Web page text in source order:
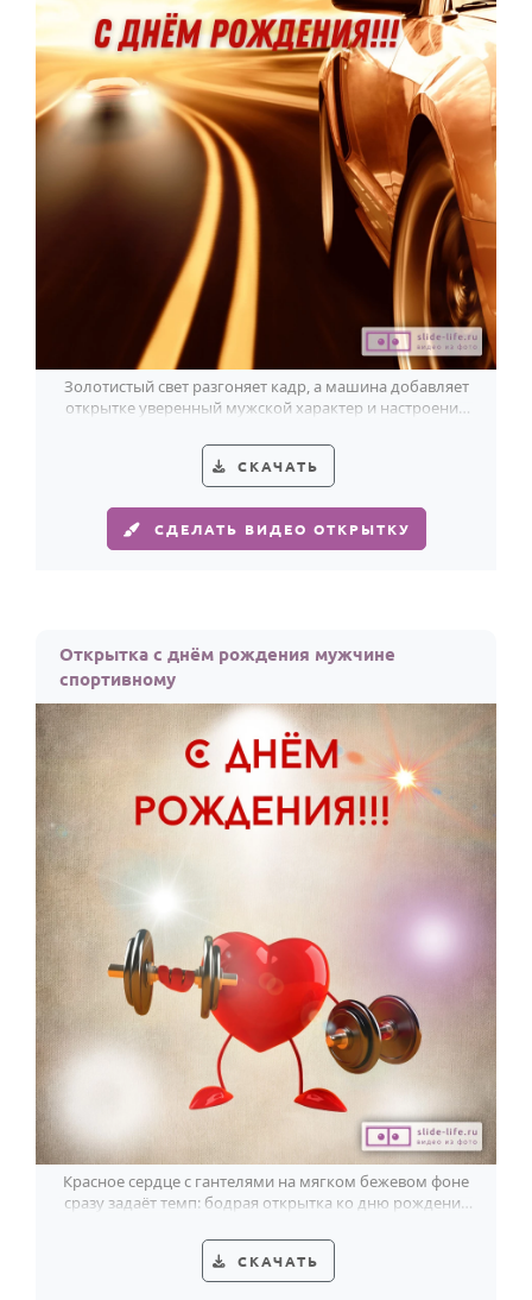
Золотистый свет разгоняет кадр, а машина добавляет
открытке уверенный мужской характер и настроение
СКАЧАТЬ
СДЕЛАТЬ ВИДЕО ОТКРЫТКУ
Открытка с днём рождения мужчине
спортивному
Красное сердце с гантелями на мягком бежевом фоне
сразу задаёт темп: бодрая открытка ко дню рождения
СКАЧАТЬ